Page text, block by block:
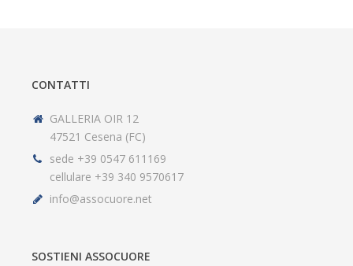
CONTATTI
GALLERIA OIR 12
47521 Cesena (FC)
sede +39 0547 611169
cellulare +39 340 9570617
info@assocuore.net
SOSTIENI ASSOCUORE